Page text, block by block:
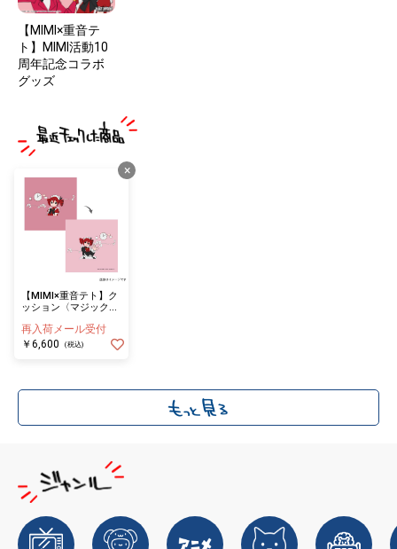
【MIMI×重音テ
ト】MIMI活動10
周年記念コラボ
グッズ
×
【MIMI×重音テト】ク
ッション〈マジック・
再入荷メール受付
￥6,600
(税込)